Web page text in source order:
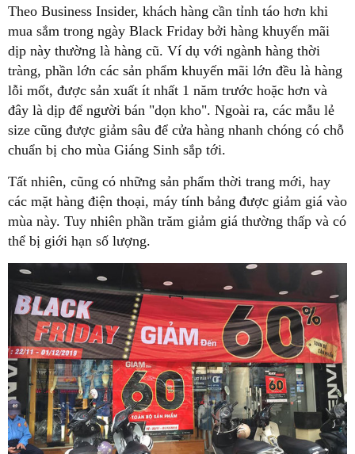
Theo Business Insider, khách hàng cần tỉnh táo hơn khi
mua sắm trong ngày Black Friday bởi hàng khuyến mãi
dịp này thường là hàng cũ. Ví dụ với ngành hàng thời
tràng, phần lớn các sản phẩm khuyến mãi lớn đều là hàng
lỗi mốt, được sản xuất ít nhất 1 năm trước hoặc hơn và
đây là dịp để người bán "dọn kho". Ngoài ra, các mẫu lẻ
size cũng được giảm sâu để cửa hàng nhanh chóng có chỗ
chuẩn bị cho mùa Giáng Sinh sắp tới.
Tất nhiên, cũng có những sản phẩm thời trang mới, hay
các mặt hàng điện thoại, máy tính bảng được giảm giá vào
mùa này. Tuy nhiên phần trăm giảm giá thường thấp và có
thể bị giới hạn số lượng.